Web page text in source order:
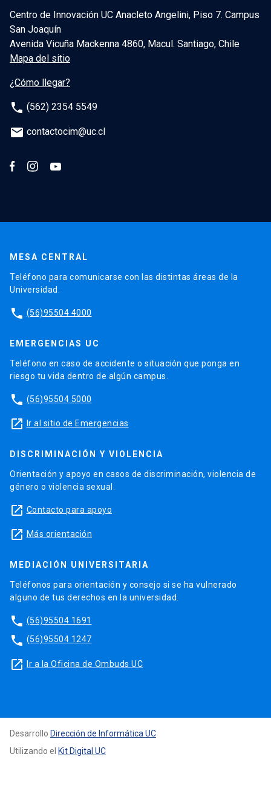
Centro de Innovación UC Anacleto Angelini, Piso 7. Campus
San Joaquín
Avenida Vicuña Mackenna 4860, Macul. Santiago, Chile
Mapa del sitio
¿Cómo llegar?
phone (562) 2354 5549
email contactocim@uc.cl
MESA CENTRAL
Teléfono para comunicarse con las distintas áreas de la
Universidad.
phone (56)95504 4000
EMERGENCIAS UC
Teléfono en caso de accidente o situación que ponga en
riesgo tu vida dentro de algún campus.
phone (56)95504 5000
launch Ir al sitio de Emergencias
DISCRIMINACIÓN Y VIOLENCIA
Orientación y apoyo en casos de discriminación, violencia de
género o violencia sexual.
launch Contacto para apoyo
launch Más orientación
MEDIACIÓN UNIVERSITARIA
Teléfonos para orientación y consejo si se ha vulnerado
alguno de tus derechos en la universidad.
phone (56)95504 1691
phone (56)95504 1247
launch Ir a la Oficina de Ombuds UC
Desarrollo Dirección de Informática UC
Utilizando el Kit Digital UC